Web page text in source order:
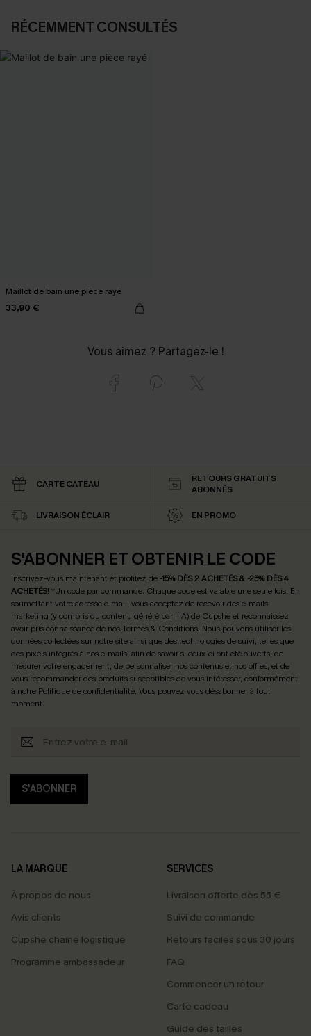
RÉCEMMENT CONSULTÉS
Maillot de bain une pièce rayé
33,90 €
Vous aimez ? Partagez-le !
CARTE CATEAU
RETOURS GRATUITS
ABONNÉS
LIVRAISON ÉCLAIR EN PROMO
S'ABONNER ET OBTENIR LE CODE
Inscrivez-vous maintenant et profitez de -15% DÈS 2 ACHETÉS & -25% DÈS 4
ACHETÉS! *Un code par commande. Chaque code est valable une seule fois. En
soumettant votre adresse e-mail, vous acceptez de recevoir des e-mails
marketing (y compris du contenu généré par l'IA) de Cupshe et reconnaissez
avoir pris connaissance de nosTermes & Conditions. Nous pouvons utiliser les
données collectées sur notre site ainsi que des technologies de suivi, telles que
des pixels intégrés à nos e-mails, afin de savoir si ceux-ci ont été ouverts, de
mesurer votre engagement, de personnaliser nos contenus et nos offres, et de
vous recommander des produits susceptibles de vous intéresser, conformément
à notre Politique de confidentialité. Vous pouvez vous désabonner à tout
moment.
S'ABONNER
LA MARQUE
À propos de nous
Avis clients
Cupshe chaîne logistique
Programme ambassadeur
SERVICES
Livraison offerte dès 55 €
Suivi de commande
Retours faciles sous 30 jours
FAQ
Commencer un retour
Carte cadeau
Guide des tailles